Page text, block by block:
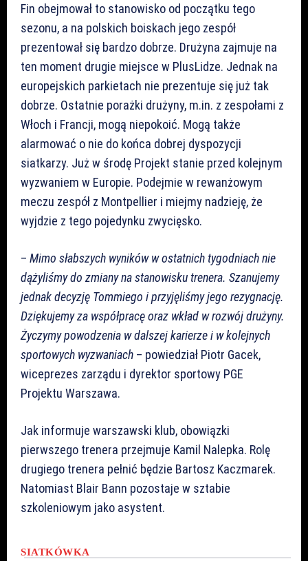
Fin obejmował to stanowisko od początku tego
sezonu, a na polskich boiskach jego zespół
prezentował się bardzo dobrze. Drużyna zajmuje na
ten moment drugie miejsce w PlusLidze. Jednak na
europejskich parkietach nie prezentuje się już tak
dobrze. Ostatnie porażki drużyny, m.in. z zespołami z
Włoch i Francji, mogą niepokoić. Mogą także
alarmować o nie do końca dobrej dyspozycji
siatkarzy. Już w środę Projekt stanie przed kolejnym
wyzwaniem w Europie. Podejmie w rewanżowym
meczu zespół z Montpellier i miejmy nadzieję, że
wyjdzie z tego pojedynku zwycięsko.
– Mimo słabszych wyników w ostatnich tygodniach nie
dążyliśmy do zmiany na stanowisku trenera. Szanujemy
jednak decyzję Tommiego i przyjęliśmy jego rezygnację.
Dziękujemy za współpracę oraz wkład w rozwój drużyny.
Życzymy powodzenia w dalszej karierze i w kolejnych
sportowych wyzwaniach – powiedział Piotr Gacek,
wiceprezes zarządu i dyrektor sportowy PGE
Projektu Warszawa.
Jak informuje warszawski klub, obowiązki
pierwszego trenera przejmuje Kamil Nalepka. Rolę
drugiego trenera pełnić będzie Bartosz Kaczmarek.
Natomiast Blair Bann pozostaje w sztabie
szkoleniowym jako asystent.
SIATKÓWKA